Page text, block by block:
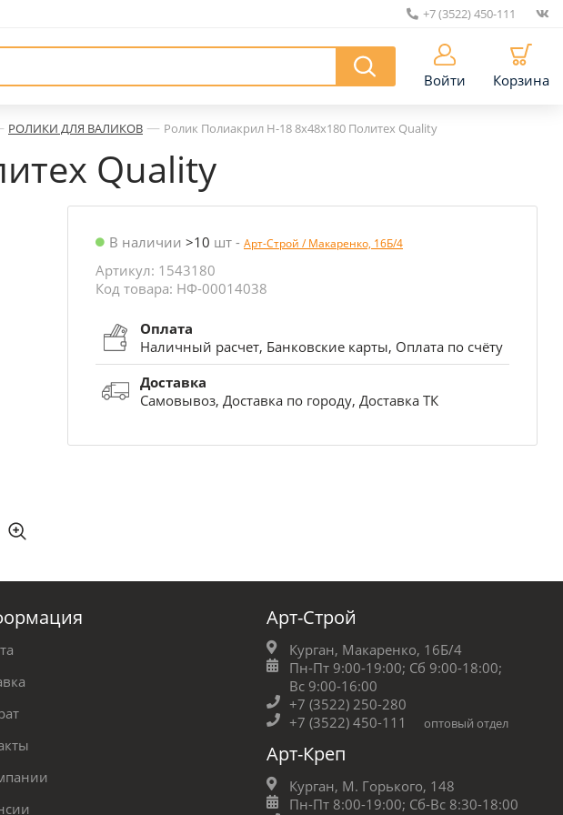
+7 (3522) 450-111
Войти Корзина
РОЛИКИ ДЛЯ ВАЛИКОВ — Ролик Полиакрил Н-18 8х48х180 Политех Quality
Quality
В наличии >10 шт - Арт-Строй / Макаренко, 16Б/4
Артикул: 1543180
Код товара: НФ-00014038
Оплата
Наличный расчет, Банковские карты, Оплата по счёту
Доставка
Самовывоз, Доставка по городу, Доставка ТК
Арт-Строй
Курган, Макаренко, 16Б/4
Пн-Пт 9:00-19:00; Сб 9:00-18:00;
Вс 9:00-16:00
+7 (3522) 250-280
+7 (3522) 450-111
оптовый отдел
Арт-Креп
Курган, М. Горького, 148
Пн-Пт 8:00-19:00; Сб-Вс 8:30-18:00